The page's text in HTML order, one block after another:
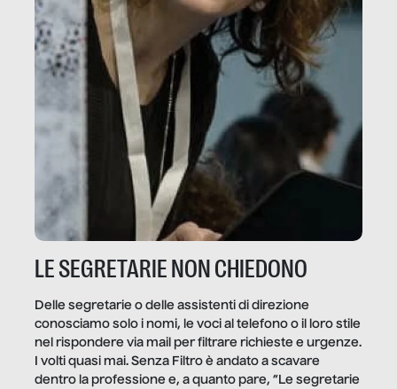
LE SEGRETARIE NON CHIEDONO
Delle segretarie o delle assistenti di direzione
conosciamo solo i nomi, le voci al telefono o il loro stile
nel rispondere via mail per filtrare richieste e urgenze.
I volti quasi mai. Senza Filtro è andato a scavare
dentro la professione e, a quanto pare, “Le segretarie